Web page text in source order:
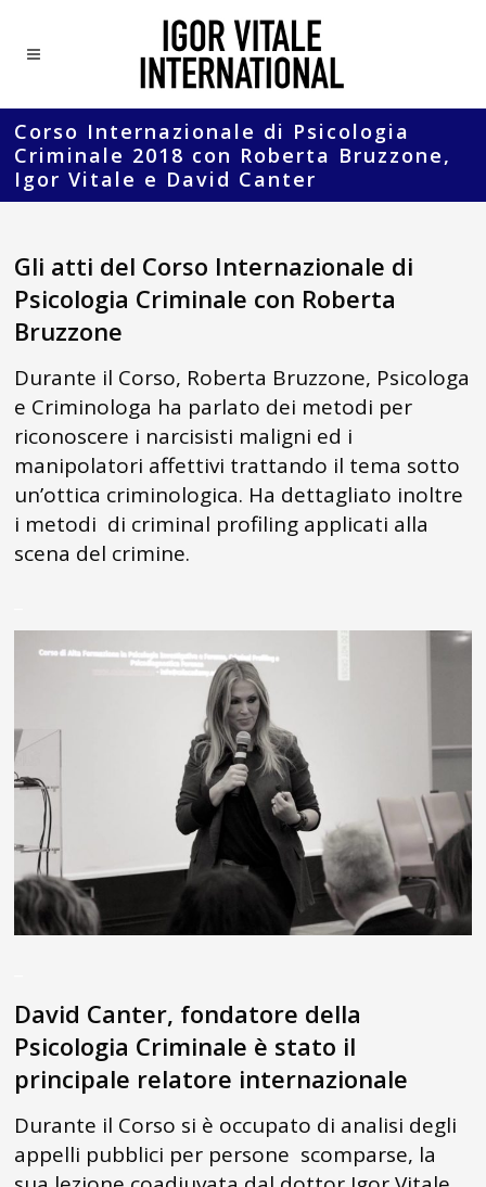
Corso Internazionale di Psicologia
Criminale 2018 con Roberta Bruzzone,
Igor Vitale e David Canter
Gli atti del Corso Internazionale di
Psicologia Criminale con Roberta
Bruzzone
Durante il Corso, Roberta Bruzzone, Psicologa
e Criminologa ha parlato dei metodi per
riconoscere i narcisisti maligni ed i
manipolatori affettivi trattando il tema sotto
un’ottica criminologica. Ha dettagliato inoltre
i metodi di criminal profiling applicati alla
scena del crimine.
David Canter, fondatore della
Psicologia Criminale è stato il
principale relatore internazionale
Durante il Corso si è occupato di analisi degli
appelli pubblici per persone scomparse, la